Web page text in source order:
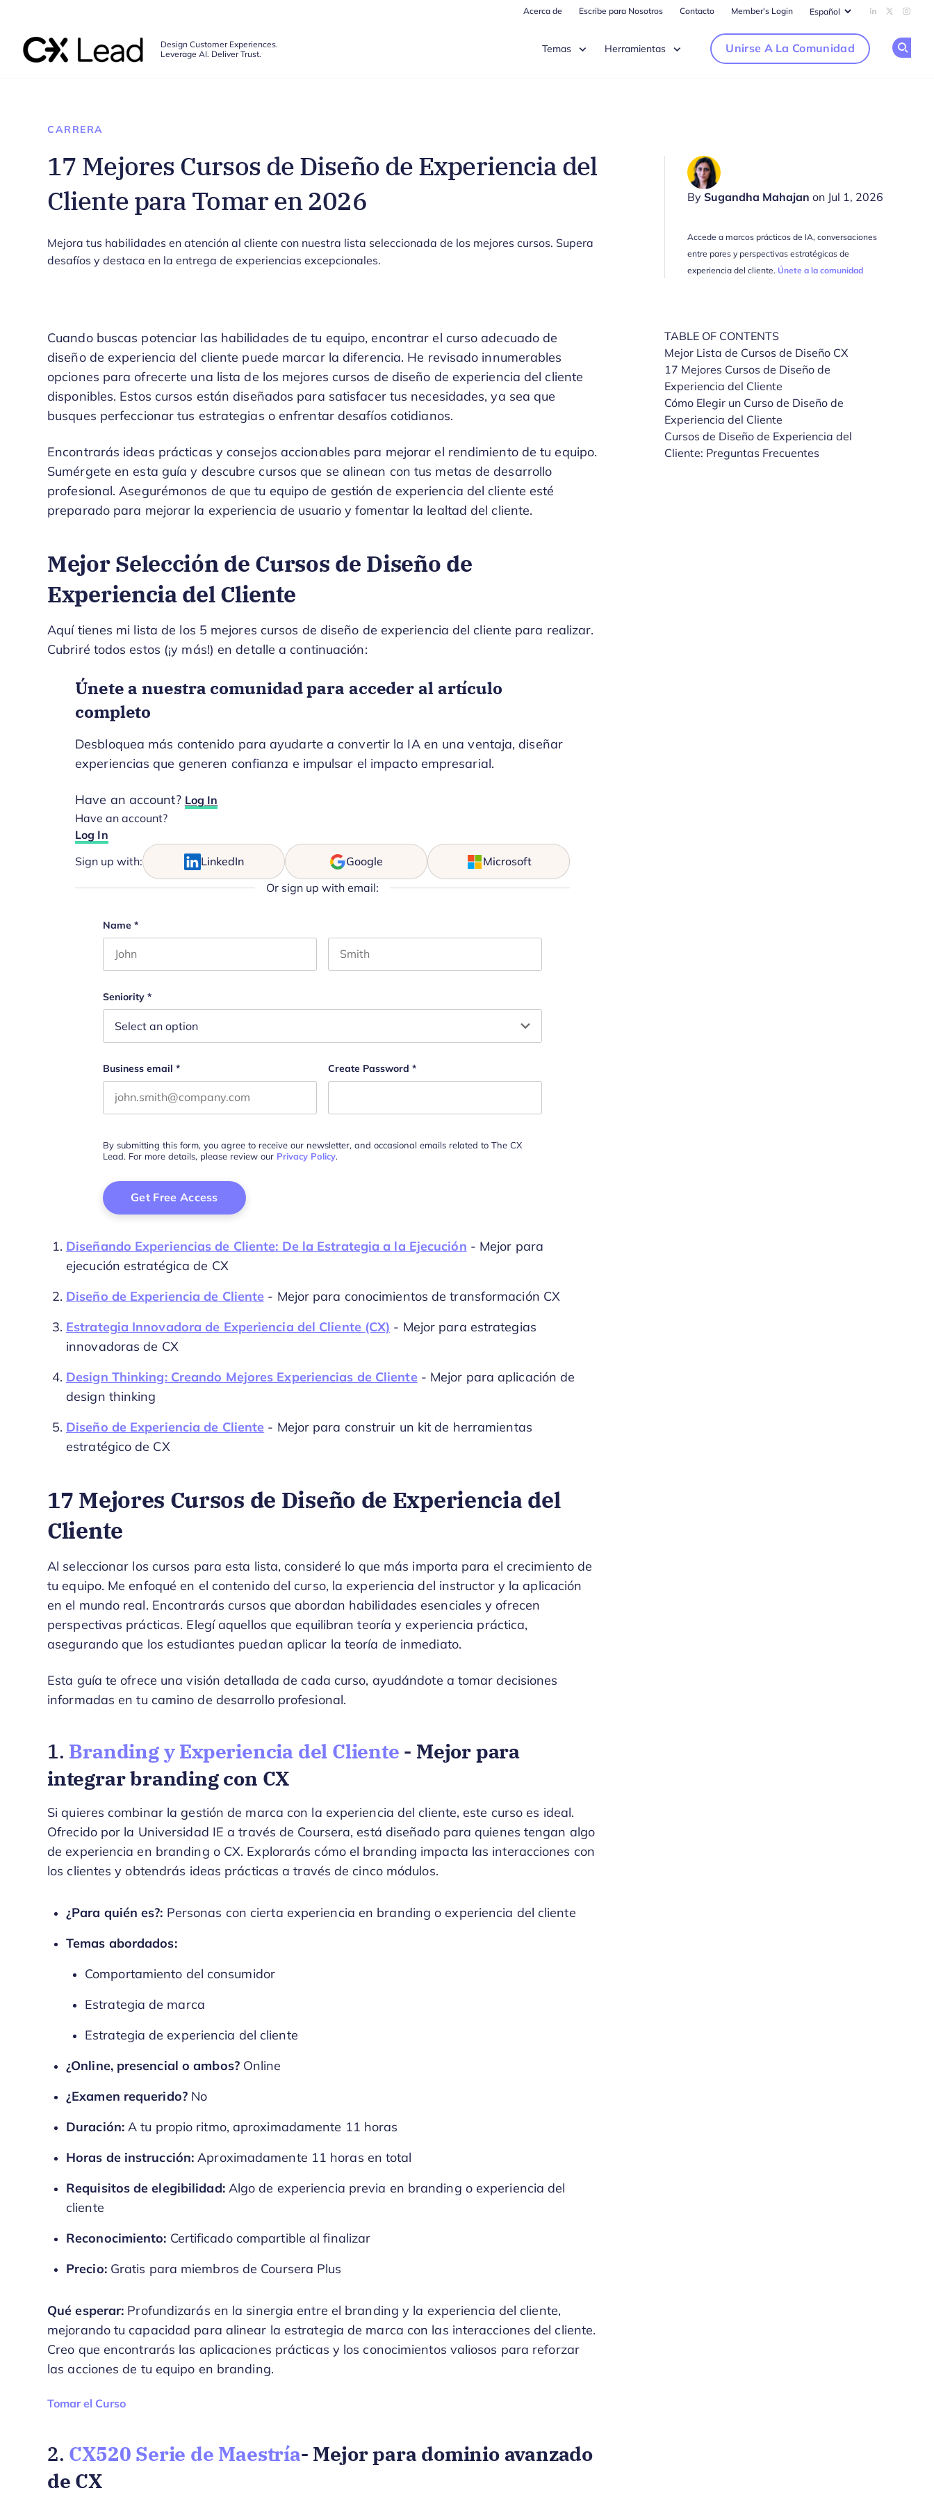
Acerca de Escribe para Nosotros Contacto Member's Login Add us on
Follow
Design Customer Experiences.
Leverage AI. Deliver Trust.
Temas Herramientas Unirse A La Comunidad
CARRERA
17 Mejores Cursos de Diseño de Experiencia del
Cliente para Tomar en 2026
By Sugandha Mahajan on Jul 1, 2026
Accede a marcos prácticos de IA, conversaciones
entre pares y perspectivas estratégicas de
experiencia del cliente. Únete a la comunidad
Mejora tus habilidades en atención al cliente con nuestra lista seleccionada de los mejores cursos. Supera
desafíos y destaca en la entrega de experiencias excepcionales.
Cuando buscas potenciar las habilidades de tu equipo, encontrar el curso adecuado de
diseño de experiencia del cliente puede marcar la diferencia. He revisado innumerables
opciones para ofrecerte una lista de los mejores cursos de diseño de experiencia del cliente
disponibles. Estos cursos están diseñados para satisfacer tus necesidades, ya sea que
busques perfeccionar tus estrategias o enfrentar desafíos cotidianos.
Encontrarás ideas prácticas y consejos accionables para mejorar el rendimiento de tu equipo.
Sumérgete en esta guía y descubre cursos que se alinean con tus metas de desarrollo
profesional. Asegurémonos de que tu equipo de gestión de experiencia del cliente esté
preparado para mejorar la experiencia de usuario y fomentar la lealtad del cliente.
Mejor Selección de Cursos de Diseño de
Experiencia del Cliente
Aquí tienes mi lista de los 5 mejores cursos de diseño de experiencia del cliente para realizar.
Cubriré todos estos (¡y más!) en detalle a continuación:
Únete a nuestra comunidad para acceder al artículo
completo
Desbloquea más contenido para ayudarte a convertir la IA en una ventaja, diseñar
experiencias que generen confianza e impulsar el impacto empresarial.
Have an account? Log In
Have an account?
Log In
Sign up with: LinkedIn Google Microsoft
Or sign up with email:
LinkedIn
Name *
Seniority *
Business email * Create Password *
By submitting this form, you agree to receive our newsletter, and occasional emails related to The CX
Lead. For more details, please review our Privacy Policy.
Diseñando Experiencias de Cliente: De la Estrategia a la Ejecución - Mejor para
ejecución estratégica de CX
Diseño de Experiencia de Cliente - Mejor para conocimientos de transformación CX
Estrategia Innovadora de Experiencia del Cliente (CX) - Mejor para estrategias
innovadoras de CX
Design Thinking: Creando Mejores Experiencias de Cliente - Mejor para aplicación de
design thinking
Diseño de Experiencia de Cliente - Mejor para construir un kit de herramientas
estratégico de CX
17 Mejores Cursos de Diseño de Experiencia del
Cliente
Al seleccionar los cursos para esta lista, consideré lo que más importa para el crecimiento de
tu equipo. Me enfoqué en el contenido del curso, la experiencia del instructor y la aplicación
en el mundo real. Encontrarás cursos que abordan habilidades esenciales y ofrecen
perspectivas prácticas. Elegí aquellos que equilibran teoría y experiencia práctica,
asegurando que los estudiantes puedan aplicar la teoría de inmediato.
Esta guía te ofrece una visión detallada de cada curso, ayudándote a tomar decisiones
informadas en tu camino de desarrollo profesional.
1. Branding y Experiencia del Cliente- Mejor para
integrar branding con CX
Si quieres combinar la gestión de marca con la experiencia del cliente, este curso es ideal.
Ofrecido por la Universidad IE a través de Coursera, está diseñado para quienes tengan algo
de experiencia en branding o CX. Explorarás cómo el branding impacta las interacciones con
los clientes y obtendrás ideas prácticas a través de cinco módulos.
¿Para quién es?: Personas con cierta experiencia en branding o experiencia del cliente
Temas abordados:
Comportamiento del consumidor
Estrategia de marca
Estrategia de experiencia del cliente
¿Online, presencial o ambos?Online
¿Examen requerido?No
Duración:A tu propio ritmo, aproximadamente 11 horas
Horas de instrucción: Aproximadamente 11 horas en total
Requisitos de elegibilidad:Algo de experiencia previa en branding o experiencia del
cliente
Reconocimiento: Certificado compartible al finalizar
Precio:Gratis para miembros de Coursera Plus
Qué esperar: Profundizarás en la sinergia entre el branding y la experiencia del cliente,
mejorando tu capacidad para alinear la estrategia de marca con las interacciones del cliente.
Creo que encontrarás las aplicaciones prácticas y los conocimientos valiosos para reforzar
las acciones de tu equipo en branding.
Tomar el CursoOpens new window
2. CX520 Serie de Maestría- Mejor para dominio avanzado
de CX
TABLE OF CONTENTS
Mejor Lista de Cursos de Diseño CX
17 Mejores Cursos de Diseño de
Experiencia del Cliente
Cómo Elegir un Curso de Diseño de
Experiencia del Cliente
Cursos de Diseño de Experiencia del
Cliente: Preguntas Frecuentes